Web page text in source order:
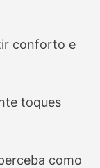
conforto e
toques
como